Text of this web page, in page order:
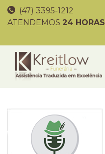
(47) 3395-1212
ATENDEMOS 24 HORAS